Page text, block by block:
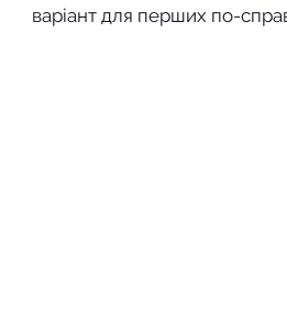
варіант для перших по-